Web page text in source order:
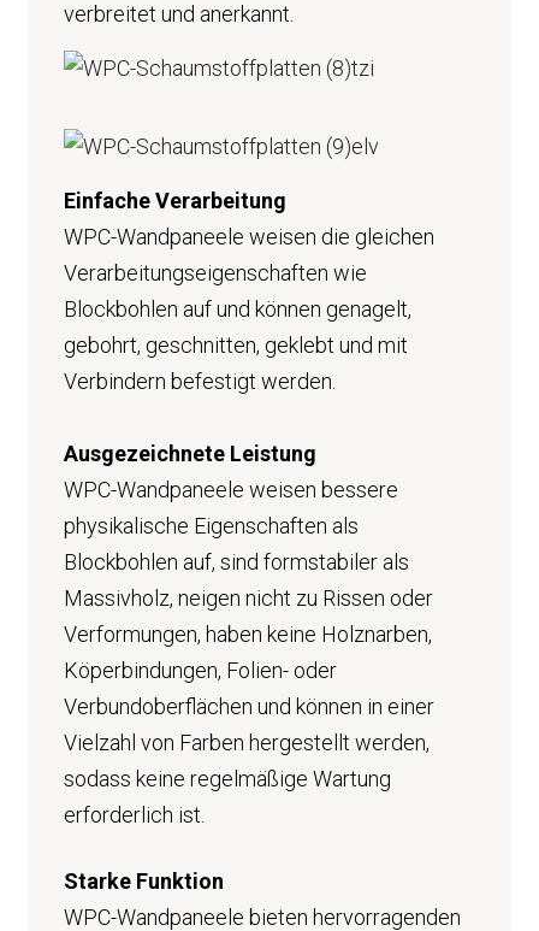
verbreitet und anerkannt.
Einfache Verarbeitung
WPC-Wandpaneele weisen die gleichen
Verarbeitungseigenschaften wie
Blockbohlen auf und können genagelt,
gebohrt, geschnitten, geklebt und mit
Verbindern befestigt werden.
Ausgezeichnete Leistung
WPC-Wandpaneele weisen bessere
physikalische Eigenschaften als
Blockbohlen auf, sind formstabiler als
Massivholz, neigen nicht zu Rissen oder
Verformungen, haben keine Holznarben,
Köperbindungen, Folien- oder
Verbundoberflächen und können in einer
Vielzahl von Farben hergestellt werden,
sodass keine regelmäßige Wartung
erforderlich ist.
Starke Funktion
WPC-Wandpaneele bieten hervorragenden